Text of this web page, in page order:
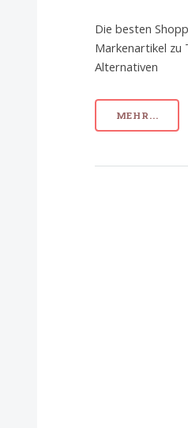
Die besten
Markenartikel zu
Alternativen
MEHR...